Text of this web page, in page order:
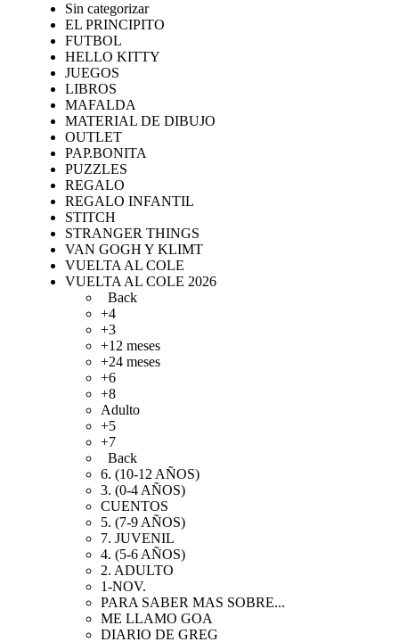
Sin categorizar
EL PRINCIPITO
FUTBOL
HELLO KITTY
JUEGOS
LIBROS
MAFALDA
MATERIAL DE DIBUJO
OUTLET
PAP.BONITA
PUZZLES
REGALO
REGALO INFANTIL
STITCH
STRANGER THINGS
VAN GOGH Y KLIMT
VUELTA AL COLE
VUELTA AL COLE 2026
Back
+4
+3
+12 meses
+24 meses
+6
+8
Adulto
+5
+7
Back
6. (10-12 AÑOS)
3. (0-4 AÑOS)
CUENTOS
5. (7-9 AÑOS)
7. JUVENIL
4. (5-6 AÑOS)
2. ADULTO
1-NOV.
PARA SABER MAS SOBRE...
ME LLAMO GOA
DIARIO DE GREG